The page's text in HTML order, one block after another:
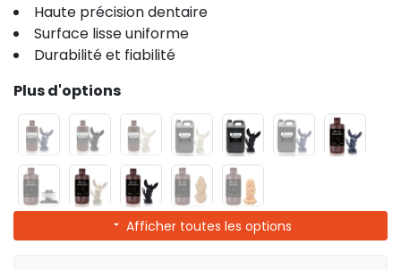
Haute précision dentaire
Surface lisse uniforme
Durabilité et fiabilité
Plus d'options
Afficher toutes les options